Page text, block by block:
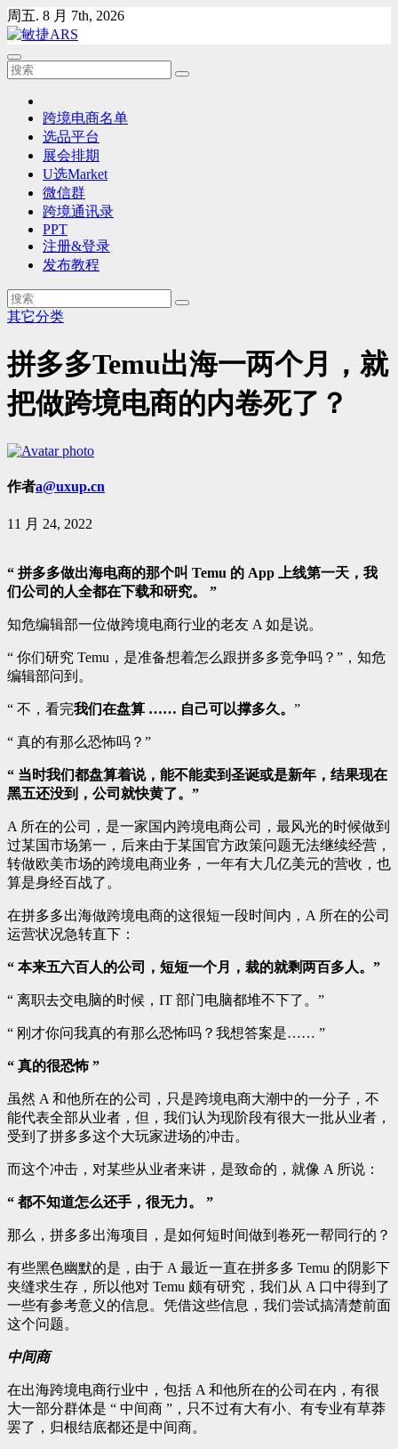
Skip
to
content
周五. 8 月 7th, 2026
跨境电商名单
选品平台
展会排期
U选Market
微信群
跨境通讯录
PPT
注册&登录
发布教程
其它分类
拼多多Temu出海一两个月，就
把做跨境电商的内卷死了？
作者a@uxup.cn
11 月 24, 2022
“ 拼多多做出海电商的那个叫 Temu 的 App 上线第一天，我
们公司的人全都在下载和研究。 ”
知危编辑部一位做跨境电商行业的老友 A 如是说。
“ 你们研究 Temu，是准备想着怎么跟拼多多竞争吗？”，知危
编辑部问到。
“ 不，看完我们在盘算 …… 自己可以撑多久。 ”
“ 真的有那么恐怖吗？”
“ 当时我们都盘算着说，能不能卖到圣诞或是新年，结果现在
黑五还没到，公司就快黄了。”
A 所在的公司，是一家国内跨境电商公司，最风光的时候做到
过某国市场第一，后来由于某国官方政策问题无法继续经营，
转做欧美市场的跨境电商业务，一年有大几亿美元的营收，也
算是身经百战了。
在拼多多出海做跨境电商的这很短一段时间内，A 所在的公司
运营状况急转直下：
“ 本来五六百人的公司，短短一个月，裁的就剩两百多人。”
“ 离职去交电脑的时候，IT 部门电脑都堆不下了。”
“ 刚才你问我真的有那么恐怖吗？我想答案是…… ”
“ 真的很恐怖 ”
虽然 A 和他所在的公司，只是跨境电商大潮中的一分子，不
能代表全部从业者，但，我们认为现阶段有很大一批从业者，
受到了拼多多这个大玩家进场的冲击。
而这个冲击，对某些从业者来讲，是致命的，就像 A 所说：
“ 都不知道怎么还手，很无力。 ”
那么，拼多多出海项目，是如何短时间做到卷死一帮同行的？
有些黑色幽默的是，由于 A 最近一直在拼多多 Temu 的阴影下
夹缝求生存，所以他对 Temu 颇有研究，我们从 A 口中得到了
一些有参考意义的信息。凭借这些信息，我们尝试搞清楚前面
这个问题。
中间商
在出海跨境电商行业中，包括 A 和他所在的公司在内，有很
大一部分群体是 “ 中间商 ”，只不过有大有小、有专业有草莽
罢了，归根结底都还是中间商。